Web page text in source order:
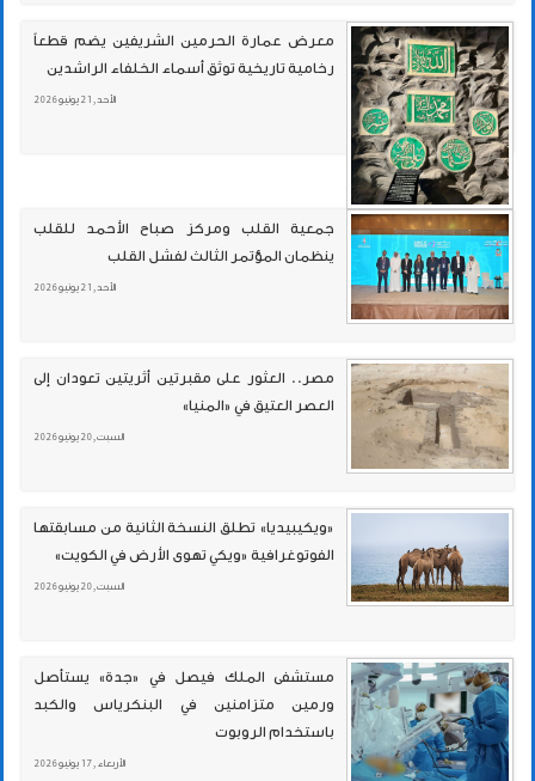
معرض عمارة الحرمين الشريفين يضم قطعاً
رخامية تاريخية توثق أسماء الخلفاء الراشدين
الأحد , 21 يونيو 2026
جمعية القلب ومركز صباح الأحمد للقلب
ينظمان المؤتمر الثالث لفشل القلب
الأحد , 21 يونيو 2026
مصر.. العثور على مقبرتين أثريتين تعودان إلى
العصر العتيق في «المنيا»
السبت , 20 يونيو 2026
«ويكيبيديا» تطلق النسخة الثانية من مسابقتها
الفوتوغرافية «ويكي تهوى الأرض في الكويت»
السبت , 20 يونيو 2026
مستشفى الملك فيصل في «جدة» يستأصل
ورمين متزامنين في البنكرياس والكبد
باستخدام الروبوت
الأربعاء , 17 يونيو 2026